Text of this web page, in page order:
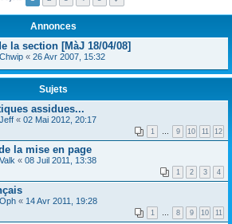
Annonces
la section [MàJ 18/04/08]
Chwip « 26 Avr 2007, 15:32
Sujets
assidues...
Jeff « 02 Mai 2012, 20:17
1 … 9 10 11 12
la mise en page
Valk « 08 Juil 2011, 13:38
1 2 3 4
Oph « 14 Avr 2011, 19:28
1 … 8 9 10 11